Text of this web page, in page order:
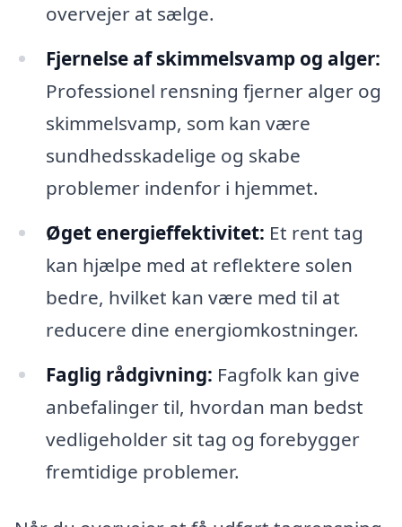
overvejer at sælge.
Fjernelse af skimmelsvamp og alger:
Professionel rensning fjerner alger og
skimmelsvamp, som kan være
sundhedsskadelige og skabe
problemer indenfor i hjemmet.
Øget energieffektivitet: Et rent tag
kan hjælpe med at reflektere solen
bedre, hvilket kan være med til at
reducere dine energiomkostninger.
Faglig rådgivning: Fagfolk kan give
anbefalinger til, hvordan man bedst
vedligeholder sit tag og forebygger
fremtidige problemer.